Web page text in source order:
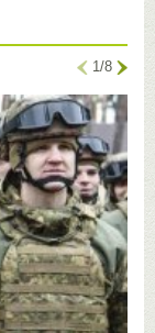
1/8